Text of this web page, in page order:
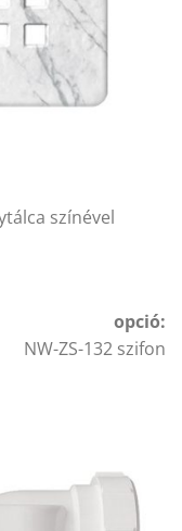
színével
opció:
NW-ZS-132 szifon